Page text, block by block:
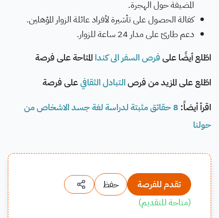
المضيفة حول الهجرة.
كفالة الحصول على تأشيرة لأفراد عائلة الزوار المؤهلين.
دعم طارئ على مدار 24 ساعة للزوار.
اطّلع أيضًا علىفرص السفر الى كندا المتاحة على فرصة
اطّلع على المزيد من فرصالتبادل الثقافيعلى فرصة
اقرأ أيضاً:
8 حقائق مثبتة لدراسة لغة جسد الاشخاص من
حولنا
تقدم للفرصة
حفظ
(متاحة للتقديم)